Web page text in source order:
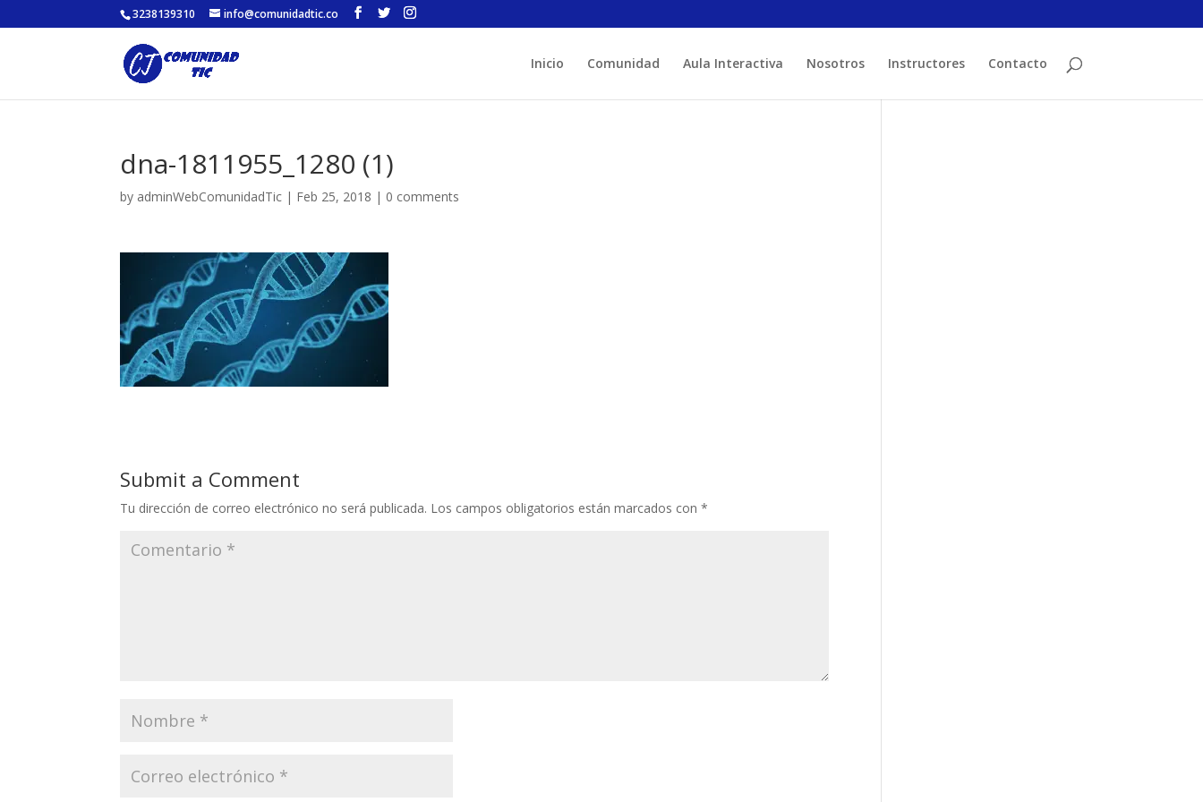
3238139310 info@comunidadtic.co
Inicio Comunidad Aula Interactiva Nosotros Instructores Contacto
dna-1811955_1280 (1)
by adminWebComunidadTic | Feb 25, 2018 | 0 comments
Submit a Comment
Tu dirección de correo electrónico no será publicada. Los campos obligatorios están marcados con*